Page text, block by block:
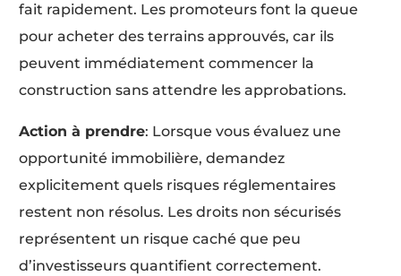
fait rapidement. Les promoteurs font la queue
pour acheter des terrains approuvés, car ils
peuvent immédiatement commencer la
construction sans attendre les approbations.
Action à prendre: Lorsque vous évaluez une
opportunité immobilière, demandez
explicitement quels risques réglementaires
restent non résolus. Les droits non sécurisés
représentent un risque caché que peu
d’investisseurs quantifient correctement.